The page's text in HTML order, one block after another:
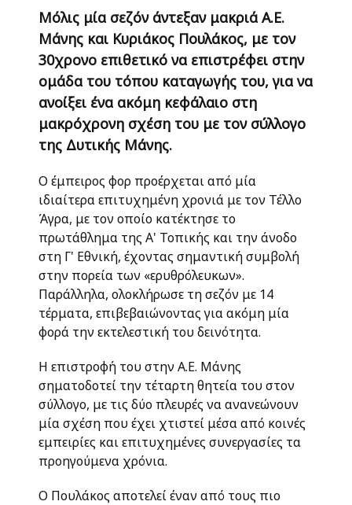
Μόλις μία σεζόν άντεξαν μακριά Α.Ε.
Μάνης και Κυριάκος Πουλάκος, με τον
30χρονο επιθετικό να επιστρέφει στην
ομάδα του τόπου καταγωγής του, για να
ανοίξει ένα ακόμη κεφάλαιο στη
μακρόχρονη σχέση του με τον σύλλογο
της Δυτικής Μάνης.
Ο έμπειρος φορ προέρχεται από μία
ιδιαίτερα επιτυχημένη χρονιά με τον Τέλλο
Άγρα, με τον οποίο κατέκτησε το
πρωτάθλημα της Α' Τοπικής και την άνοδο
στη Γ' Εθνική, έχοντας σημαντική συμβολή
στην πορεία των «ερυθρόλευκων».
Παράλληλα, ολοκλήρωσε τη σεζόν με 14
τέρματα, επιβεβαιώνοντας για ακόμη μία
φορά την εκτελεστική του δεινότητα.
Η επιστροφή του στην Α.Ε. Μάνης
σηματοδοτεί την τέταρτη θητεία του στον
σύλλογο, με τις δύο πλευρές να ανανεώνουν
μία σχέση που έχει χτιστεί μέσα από κοινές
εμπειρίες και επιτυχημένες συνεργασίες τα
προηγούμενα χρόνια.
Ο Πουλάκος αποτελεί έναν από τους πιο